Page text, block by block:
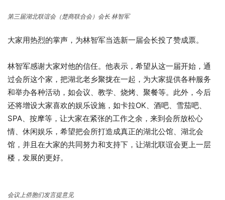
第三届湖北联谊会（楚商联合会）会长 林智军
大家用热烈的掌声，为林智军当选新一届会长投了赞成票。
林智军感谢大家对他的信任。他表示，希望从这一届开始，通
过会所这个家，把湖北老乡聚拢在一起，为大家提供各种服务
和举办各种活动，如会议、教学、烧烤、聚餐等。此外，今后
还将增设大家喜欢的娱乐设施，如卡拉OK、酒吧、雪茄吧、
SPA、按摩等，让大家在紧张的工作之余，来到会所放松心
情、休闲娱乐，希望把会所打造成真正的湖北公馆、湖北会
馆，并且在大家的共同努力和支持下，让湖北联谊会更上一层
楼，发展的更好。
会议上侨胞们发言提意见